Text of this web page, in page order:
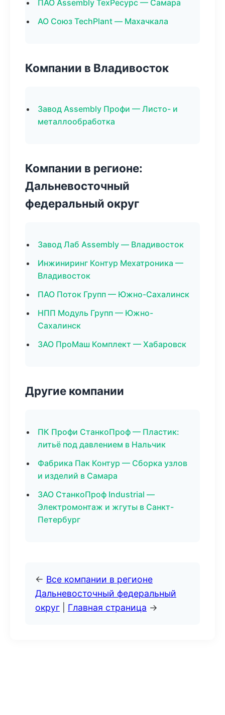
ПАО Assembly ТехРесурс — Самара
АО Союз TechPlant — Махачкала
Компании в Владивосток
Завод Assembly Профи — Листо- и
металлообработка
Компании в регионе:
Дальневосточный
федеральный округ
Завод Лаб Assembly — Владивосток
Инжиниринг Контур Мехатроника —
Владивосток
ПАО Поток Групп — Южно-Сахалинск
НПП Модуль Групп — Южно-
Сахалинск
ЗАО ПроМаш Комплект — Хабаровск
Другие компании
ПК Профи СтанкоПроф — Пластик:
литьё под давлением в Нальчик
Фабрика Пак Контур — Сборка узлов
и изделий в Самара
ЗАО СтанкоПроф Industrial —
Электромонтаж и жгуты в Санкт-
Петербург
← Все компании в регионе
Дальневосточный федеральный
округ
Главная страница →